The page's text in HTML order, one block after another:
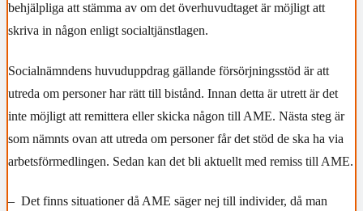
behjälpliga att stämma av om det överhuvudtaget är möjligt att
skriva in någon enligt socialtjänstlagen.
Socialnämndens huvuduppdrag gällande försörjningsstöd är att
utreda om personer har rätt till bistånd. Innan detta är utrett är det
inte möjligt att remittera eller skicka någon till AME. Nästa steg är
som nämnts ovan att utreda om personer får det stöd de ska ha via
arbetsförmedlingen. Sedan kan det bli aktuellt med remiss till AME.
– Det finns situationer då AME säger nej till individer, då man